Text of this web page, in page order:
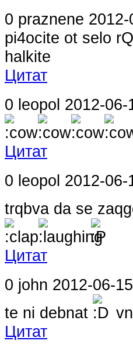
0 praznene 2012-
pi4ocite ot selo
halkite
Цитат
0 leopol 2012-06-
Цитат
0 leopol 2012-06-
trqbva da se
Цитат
0 john 2012-06-
te ni debnat
Цитат